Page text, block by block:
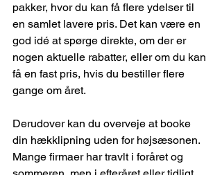
pakker, hvor du kan få flere ydelser til
en samlet lavere pris. Det kan være en
god idé at spørge direkte, om der er
nogen aktuelle rabatter, eller om du kan
få en fast pris, hvis du bestiller flere
gange om året.
Derudover kan du overveje at booke
din hækklipning uden for højsæsonen.
Mange firmaer har travlt i foråret og